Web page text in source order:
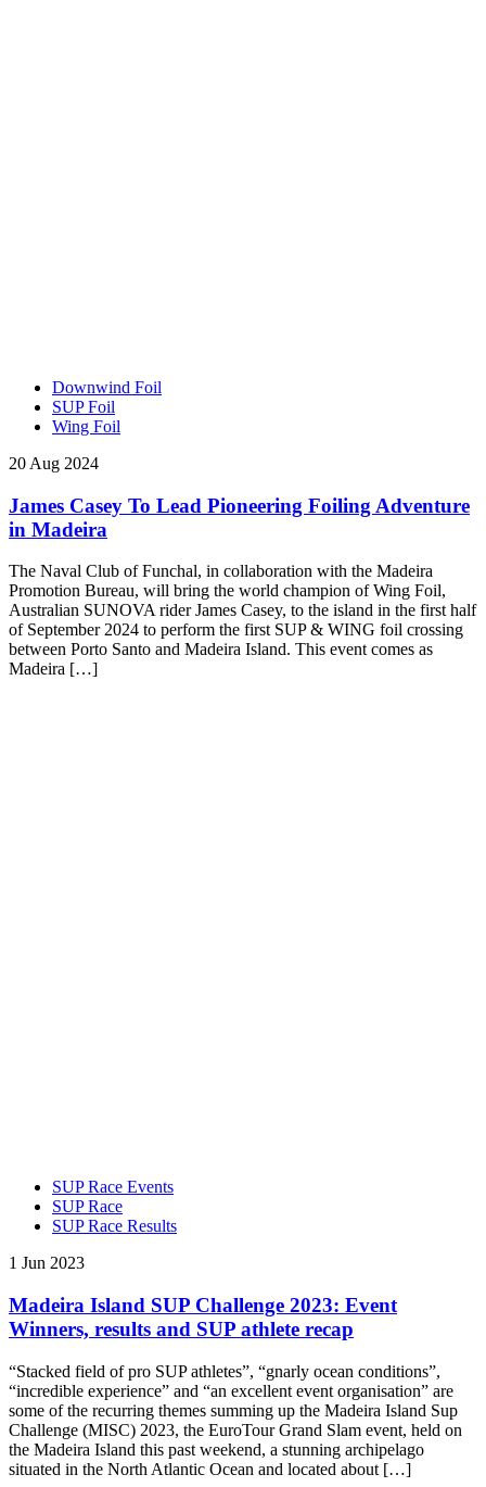
Downwind Foil
SUP Foil
Wing Foil
20 Aug 2024
James Casey To Lead Pioneering Foiling Adventure
in Madeira
The Naval Club of Funchal, in collaboration with the Madeira
Promotion Bureau, will bring the world champion of Wing Foil,
Australian SUNOVA rider James Casey, to the island in the first half
of September 2024 to perform the first SUP & WING foil crossing
between Porto Santo and Madeira Island. This event comes as
Madeira […]
SUP Race Events
SUP Race
SUP Race Results
1 Jun 2023
Madeira Island SUP Challenge 2023: Event
Winners, results and SUP athlete recap
“Stacked field of pro SUP athletes”, “gnarly ocean conditions”,
“incredible experience” and “an excellent event organisation” are
some of the recurring themes summing up the Madeira Island Sup
Challenge (MISC) 2023, the EuroTour Grand Slam event, held on
the Madeira Island this past weekend, a stunning archipelago
situated in the North Atlantic Ocean and located about […]